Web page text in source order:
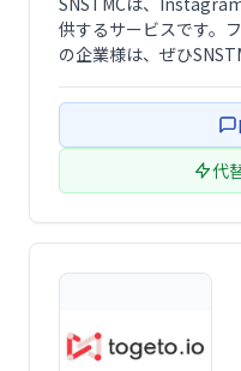
Youtube登録者購入サ
供するサービスです。
の企業様は、ぜひ
ます。
代